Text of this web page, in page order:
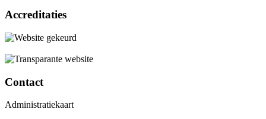
Accreditaties
Contact
Administratiekaart